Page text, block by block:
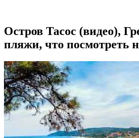
Остров Тасос (видео),
пляжи, что посмотреть